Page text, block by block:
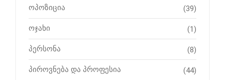
ოპოზიცია (39)
ოჯახი (1)
პერსონა (8)
პიროვნება და პროფესია (44)